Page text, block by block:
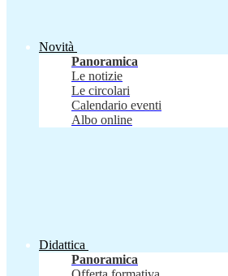
Novità
Panoramica
Le notizie
Le circolari
Calendario eventi
Albo online
Didattica
Panoramica